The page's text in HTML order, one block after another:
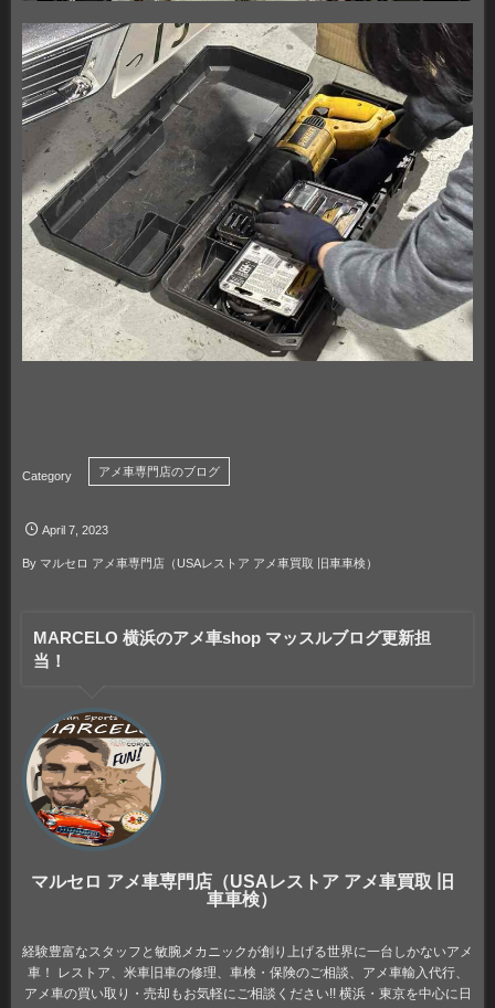
アメ車専門店のブログ
April 7 ,2023
By マルセロ アメ車専門店（USAレストア アメ車買取 旧車車検）
MARCELO 横浜のアメ車shop マッスルブログ更新担
当！
マルセロ アメ車専門店（USAレストア アメ車買取 旧
車車検）
経験豊富なスタッフと敏腕メカニックが創り上げる世界に一台しかないアメ
車！ レストア、米車旧車の修理、車検・保険のご相談、アメ車輸入代行、
アメ車の買い取り・売却もお気軽にご相談ください!! 横浜・東京を中心に日